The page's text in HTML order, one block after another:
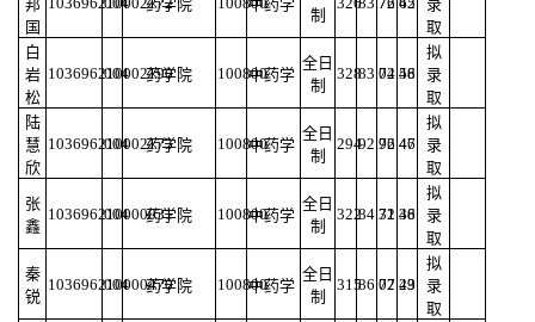
邦
国
药学院 中药学
制
录
取
白
岩
松
103696210002190
004 药学院 100800中药学
全日
制
32883.0472.58
46
拟
录
取
陆
慧
欣
103696210002173
004 药学院 100800中药学
全日
制
29492.9672.46
47
拟
录
取
张
鑫
103696210000031
004 药学院 100800中药学
全日
制
32284.3172.36
48
拟
录
取
秦
锐
103696210000470
004 药学院 100800中药学
全日
制
31586.0772.23
49
拟
录
取